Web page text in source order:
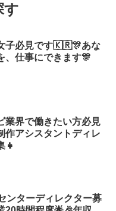
す
必見です🇰🇷🎊あな
、仕事にできます🎊
業界で働きたい方必見
作アシスタントディレ
👧
ンターディレクター募